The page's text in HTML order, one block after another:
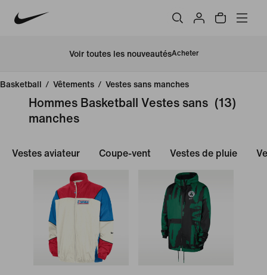
Voir toutes les nouveautésAcheter
Basketball / Vêtements / Vestes sans manches
Hommes Basketball Vestes sans
manches
(13)
Vestes aviateur Coupe-vent Vestes de pluie